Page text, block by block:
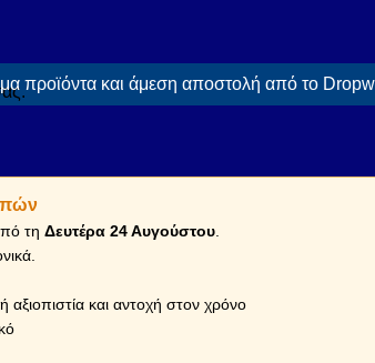
προϊόντα και άμεση αποστολή από το
τη Δευτέρα 24 Αυγούστου
και αντοχή στον χρόνο